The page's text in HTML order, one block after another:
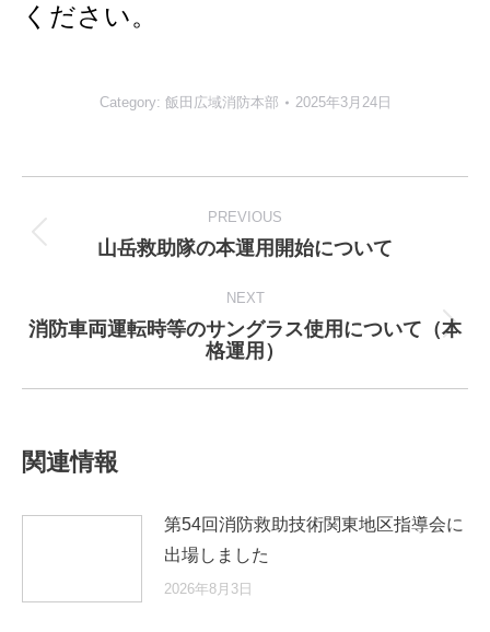
ください。
Category: 飯田広域消防本部 2025年3月24日
navigation
PREVIOUS
Previous
山岳救助隊の本運用開始について
NEXT
Next
post:
消防車両運転時等のサングラス使用について（本
格運用）
関連情報
第54回消防救助技術関東地区指導会に
出場しました
2026年8月3日